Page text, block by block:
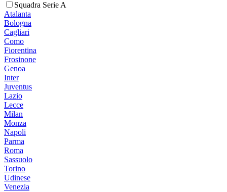
Squadra Serie A
Atalanta
Bologna
Cagliari
Como
Fiorentina
Frosinone
Genoa
Inter
Juventus
Lazio
Lecce
Milan
Monza
Napoli
Parma
Roma
Sassuolo
Torino
Udinese
Venezia